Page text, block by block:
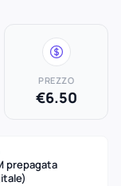
PREZZO
€6.50
prepagata